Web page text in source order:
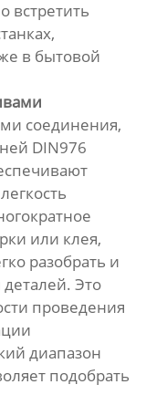
встретить
в бытовой
соединения,
DIN976
или клея,
разобрать и
Это
проведения
диапазон
подобрать